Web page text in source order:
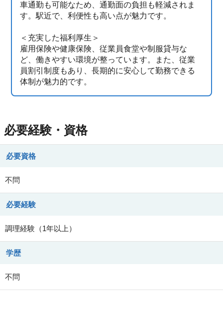
車通勤も可能なため、通勤面の負担も軽減されま
す。駅近で、利便性も高い点が魅力です。
＜充実した福利厚生＞
雇用保険や健康保険、従業員食堂や制服貸与な
ど、働きやすい環境が整っています。また、従業
員割引制度もあり、長期的に安心して勤務できる
体制が魅力的です。
必要経験・資格
必要資格
不問
必要経験
調理経験（1年以上）
学歴
不問